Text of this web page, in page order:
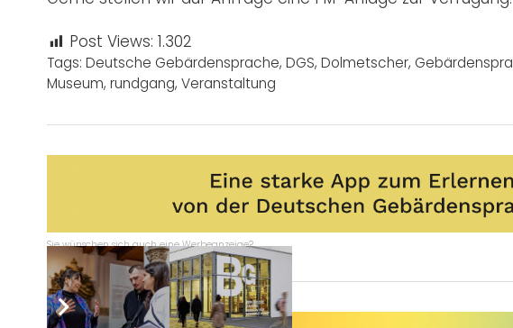
Post Views: 1.302
Tags: Deutsche Gebärdensprache, DGS, Dolmetscher,
Museum, rundgang, Veranstaltung
Sie wünschen sich auch eine Werbeanzeige?